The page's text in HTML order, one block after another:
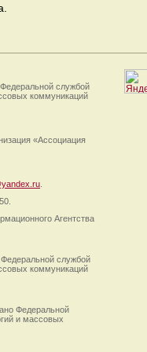
службой
коммуникаций
«Ассоциация
Агентства
службой
коммуникаций
Федеральной
и массовых